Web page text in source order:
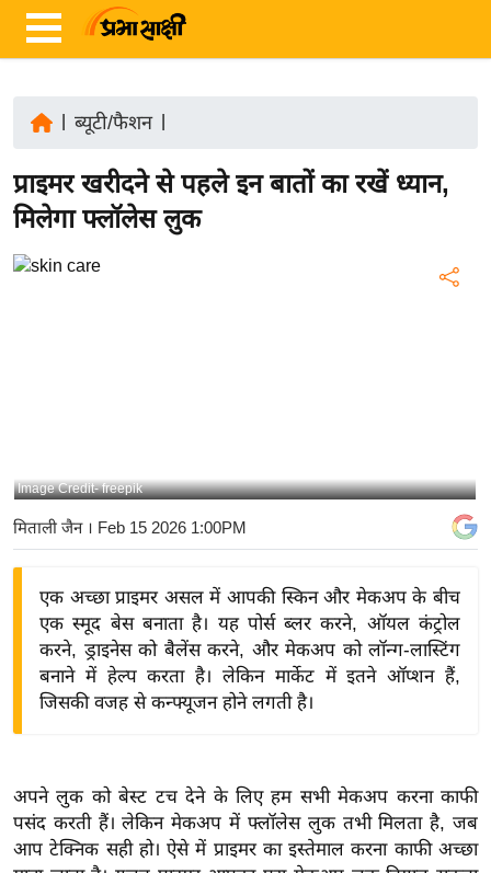
ज़ा
ख
र
ष्ट्री
य
बि
द्यो
त
वि
ब्यूटी/फैशन|
प्राइमर खरीदने से पहले इन बातों का रखें ध्यान,
मिलेगा फ्लॉलेस लुक
Image Credit- freepik
मिताली जैन। Feb 15 2026 1:00PM
एक अच्छा प्राइमर असल में आपकी स्किन और मेकअप के बीच
एक स्मूद बेस बनाता है। यह पोर्स ब्लर करने, ऑयल कंट्रोल
करने, ड्राइनेस को बैलेंस करने, और मेकअप को लॉन्ग-लास्टिंग
बनाने में हेल्प करता है। लेकिन मार्केट में इतने ऑप्शन हैं,
जिसकी वजह से कन्फ्यूजन होने लगती है।
अपने लुक को बेस्ट टच देने के लिए हम सभी मेकअप करना काफी
पसंद करती हैं। लेकिन मेकअप में फ्लॉलेस लुक तभी मिलता है, जब
आप टेक्निक सही हो। ऐसे में प्राइमर का इस्तेमाल करना काफी अच्छा